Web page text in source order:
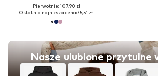
Pierwotnie: 107,90 zł
Ostatnia najniższa cena:75,51 zł
Nasze ulubione przytulne